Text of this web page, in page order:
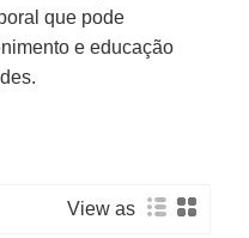
que pode
e educação
View as